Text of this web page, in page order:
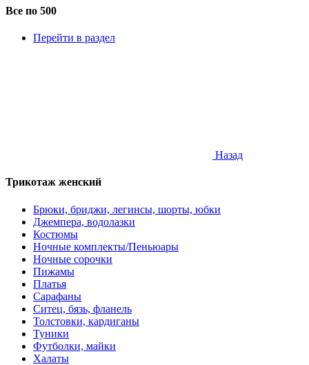
Все по 500
Перейти в раздел
Назад
Трикотаж женский
Брюки, бриджи, легинсы, шорты, юбки
Джемпера, водолазки
Костюмы
Ночные комплекты/Пеньюары
Ночные сорочки
Пижамы
Платья
Сарафаны
Ситец, бязь, фланель
Толстовки, кардиганы
Туники
Футболки, майки
Халаты